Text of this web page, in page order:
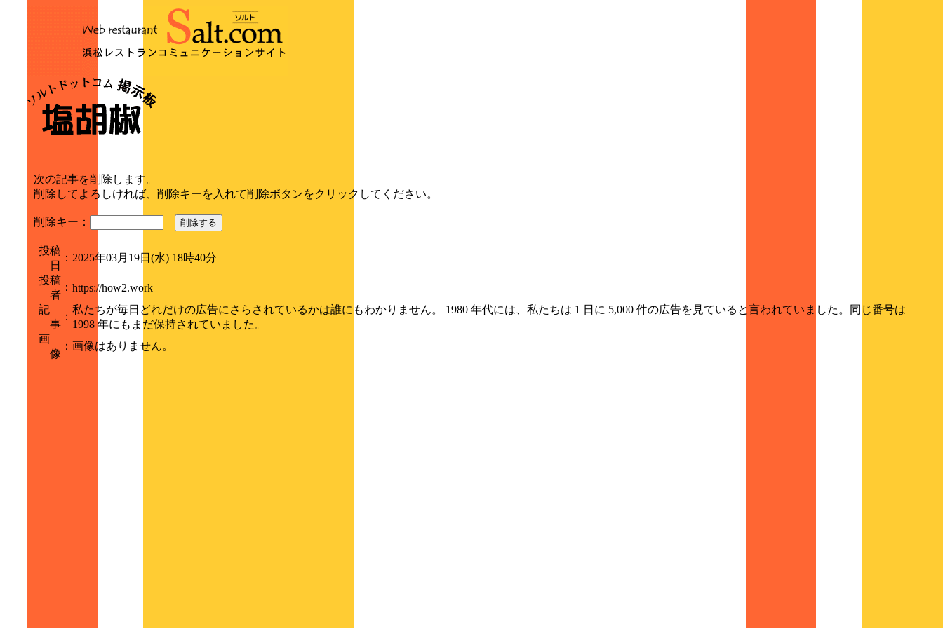
次の記事を削除します。
削除してよろしければ、削除キーを入れて削除ボタンをクリックしてください。
削除キー： 削除する
投稿
日
： 2025年03月19日(水) 18時40分
投稿
者
： https://how2.work
記
事
：
私たちが毎日どれだけの広告にさらされているかは誰にもわかりません。 1980 年代には、私たちは 1 日に 5,000 件の広告を見ていると言われていました。同じ番号は
1998 年にもまだ保持されていました。
画
像
： 画像はありません。